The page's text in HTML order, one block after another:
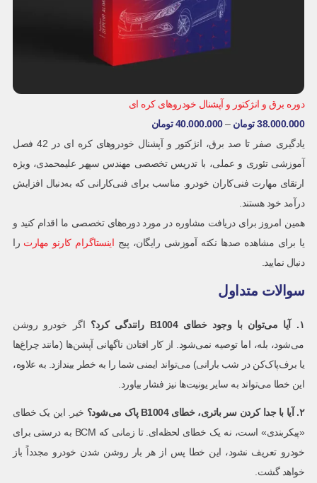
دوره برق و انژکتور و آپشنال خودروهای کره ای
38.000.000 تومان –
40.000.000 تومان
یادگیری صفر تا صد برق، انژکتور و آپشنال خودروهای کره ای در 42 فصل
آموزشی تئوری و عملی، با تدریس تخصصی مهندس سپهر علیمحمدی، ویژه
ارتقای مهارت فنی‌کاران خودرو. مناسب برای فنی‌کارانی که به‌دنبال افزایش
درآمد خود هستند.
همین امروز برای دریافت مشاوره در مورد دوره‌های تخصصی ما اقدام کنید و
یا برای مشاهده صدها نکته آموزشی رایگان، پیج اینستاگرام کارنو مهارت را
دنبال نمایید.
سوالات متداول
۱. آیا می‌توان با وجود خطای B1004 رانندگی کرد؟ اگر خودرو روشن
می‌شود، بله، اما توصیه نمی‌شود. از کار افتادن ناگهانی آپشن‌ها (مانند چراغ‌ها
یا برف‌پاک‌کن در شب بارانی) می‌تواند ایمنی شما را به خطر بیندازد. به علاوه،
این خطا می‌تواند به سایر یونیت‌ها نیز فشار بیاورد.
۲. آیا با جدا کردن سر باتری، خطای B1004 پاک می‌شود؟ خیر. این یک خطای
«پیکربندی» است، نه یک خطای لحظه‌ای. تا زمانی که BCM به درستی برای
خودرو تعریف نشود، این خطا پس از هر بار روشن شدن خودرو مجدداً باز
خواهد گشت.